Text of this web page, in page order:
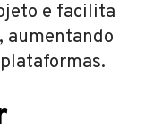
e facilita
aumentando